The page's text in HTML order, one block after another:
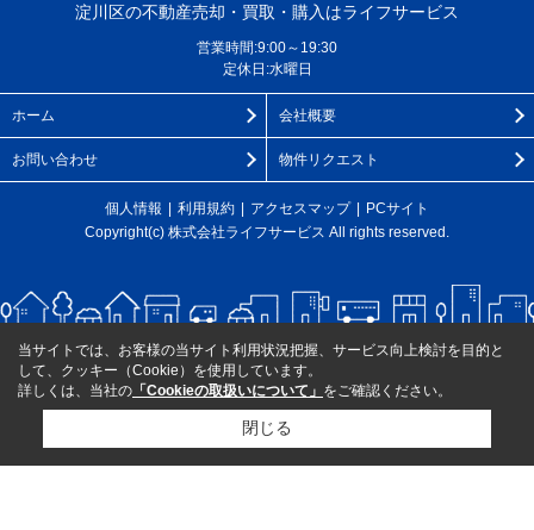
淀川区の不動産売却・買取・購入はライフサービス
営業時間:9:00～19:30
定休日:水曜日
ホーム 会社概要
お問い合わせ 物件リクエスト
個人情報 利用規約 アクセスマップ
PCサイト
Copyright(c) 株式会社ライフサービス All rights reserved.
当サイトでは、お客様の当サイト利用状況把握、サービス向上検討を目的と
して、クッキー（Cookie）を使用しています。
詳しくは、当社の 「Cookieの取扱いについて」 をご確認ください。
閉じる